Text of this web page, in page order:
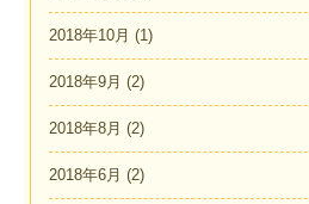
2018年10月 (1)
2018年9月 (2)
2018年8月 (2)
2018年6月 (2)